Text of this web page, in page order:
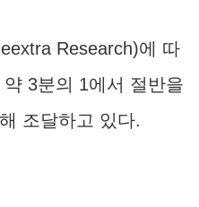
Research)에 따
3분의 1에서 절반을
조달하고 있다.